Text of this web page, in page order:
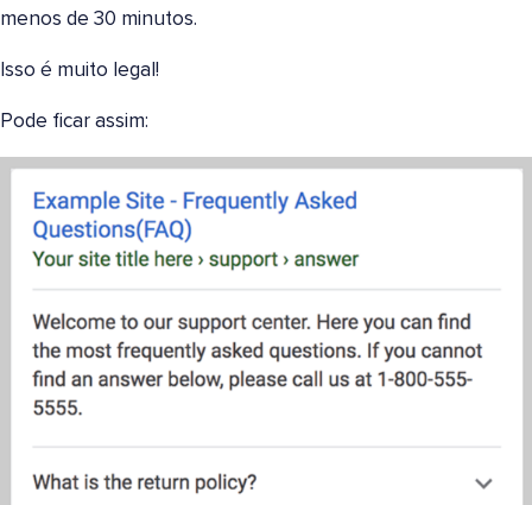
menos de 30 minutos.
Isso é muito legal!
Pode ficar assim: